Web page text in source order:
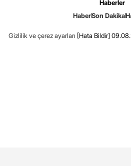
Haberler
HaberSon Dakika
Gizlilik ve çerez ayarları [Hata Bildir]